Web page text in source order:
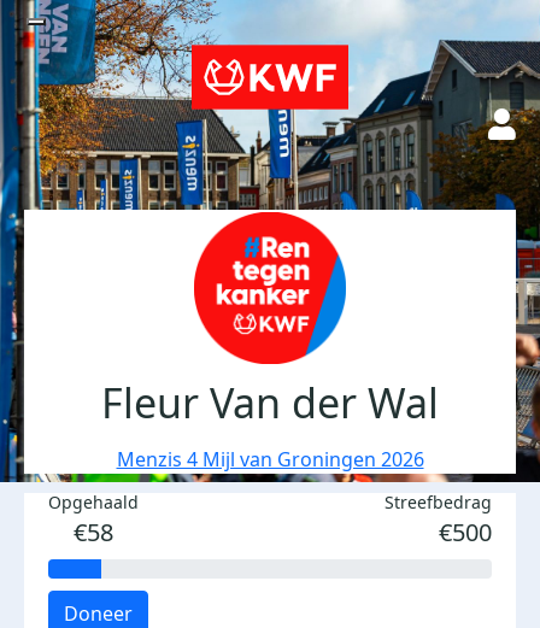
Fleur Van der Wal
Menzis 4 Mijl van Groningen 2026
Opgehaald
€58
Streefbedrag
€500
Doneer